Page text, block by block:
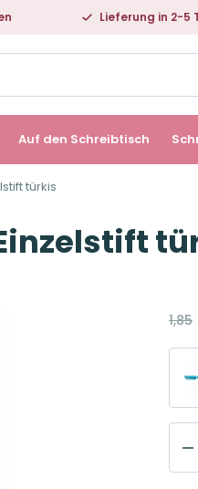
Lieferung in 2-5
Auf den Schreibtisch
türkis
Einzelstift
1,85